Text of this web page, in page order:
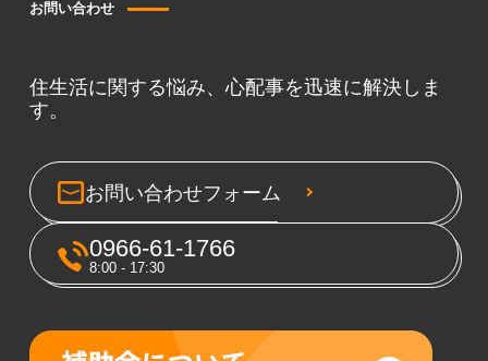
お問い合わせ
住生活に関する悩み、心配事を迅速に解決しま
す。
お問い合わせフォーム
0966-61-1766
8:00 - 17:30